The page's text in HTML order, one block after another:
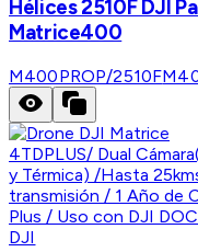
Hélices 2510F DJI
Matrice400
M400PROP/2510F
DJI